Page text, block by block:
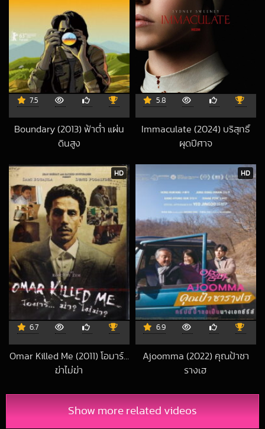
7.5
Boundary (2013) ฟ้าต่ำ แผ่น
ดินสูง
5.8
Immaculate (2024) บริสุทธิ์
ผุดปีศาจ
HD
6.7
Omar Killed Me (2011) โอมาร์…
ฆ่าไม่ฆ่า
HD
6.9
Ajoomma (2022) คุณป้าซา
รางเฮ
Show more related videos